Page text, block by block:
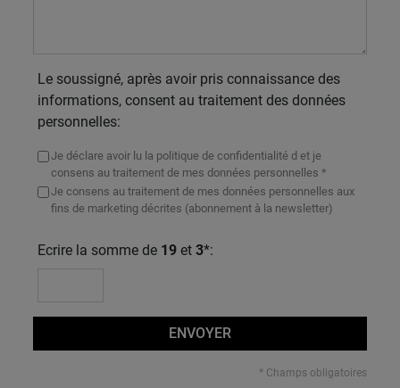
Le soussigné, après avoir pris connaissance des
informations, consent au traitement des données
personnelles:
Je déclare avoir lu la politique de confidentialité d et je
consens au traitement de mes données personnelles *
Je consens au traitement de mes données personnelles aux
fins de marketing décrites (abonnement à la newsletter)
Ecrire la somme de 19 et3*:
ENVOYER
* Champs obligatoires